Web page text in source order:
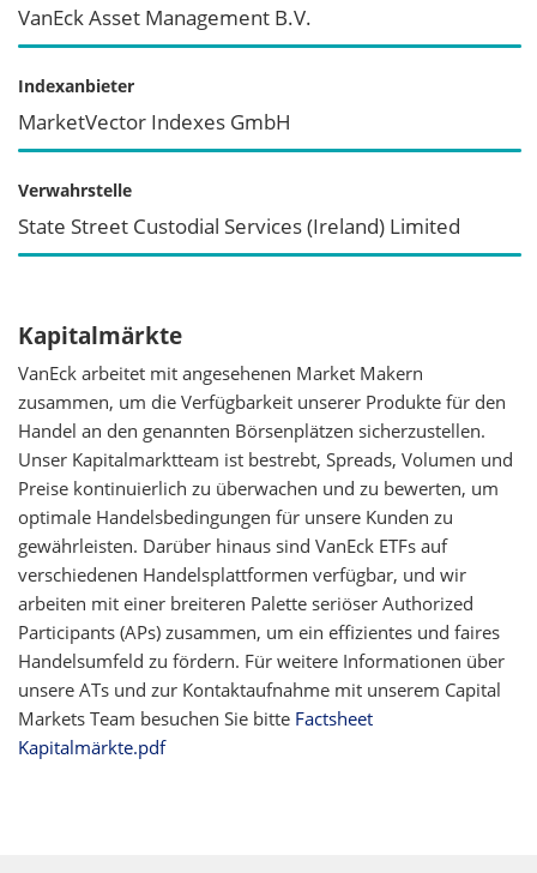
VanEck Asset Management B.V.
Indexanbieter
MarketVector Indexes GmbH
Verwahrstelle
State Street Custodial Services (Ireland) Limited
Kapitalmärkte
VanEck arbeitet mit angesehenen Market Makern
zusammen, um die Verfügbarkeit unserer Produkte für den
Handel an den genannten Börsenplätzen sicherzustellen.
Unser Kapitalmarktteam ist bestrebt, Spreads, Volumen und
Preise kontinuierlich zu überwachen und zu bewerten, um
optimale Handelsbedingungen für unsere Kunden zu
gewährleisten. Darüber hinaus sind VanEck ETFs auf
verschiedenen Handelsplattformen verfügbar, und wir
arbeiten mit einer breiteren Palette seriöser Authorized
Participants (APs) zusammen, um ein effizientes und faires
Handelsumfeld zu fördern. Für weitere Informationen über
unsere ATs und zur Kontaktaufnahme mit unserem Capital
Markets Team besuchen Sie bitte Factsheet
Kapitalmärkte.pdf